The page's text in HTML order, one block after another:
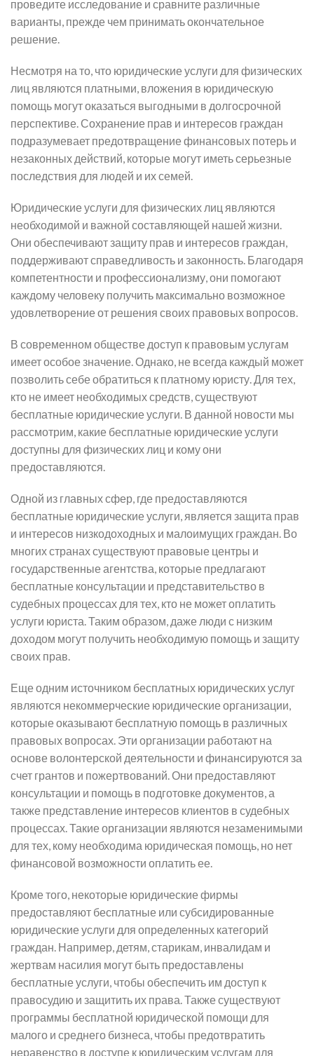
проведите исследование и сравните различные
варианты, прежде чем принимать окончательное
решение.
Несмотря на то, что юридические услуги для физических
лиц являются платными, вложения в юридическую
помощь могут оказаться выгодными в долгосрочной
перспективе. Сохранение прав и интересов граждан
подразумевает предотвращение финансовых потерь и
незаконных действий, которые могут иметь серьезные
последствия для людей и их семей.
Юридические услуги для физических лиц являются
необходимой и важной составляющей нашей жизни.
Они обеспечивают защиту прав и интересов граждан,
поддерживают справедливость и законность. Благодаря
компетентности и профессионализму, они помогают
каждому человеку получить максимально возможное
удовлетворение от решения своих правовых вопросов.
В современном обществе доступ к правовым услугам
имеет особое значение. Однако, не всегда каждый может
позволить себе обратиться к платному юристу. Для тех,
кто не имеет необходимых средств, существуют
бесплатные юридические услуги. В данной новости мы
рассмотрим, какие бесплатные юридические услуги
доступны для физических лиц и кому они
предоставляются.
Одной из главных сфер, где предоставляются
бесплатные юридические услуги, является защита прав
и интересов низкодоходных и малоимущих граждан. Во
многих странах существуют правовые центры и
государственные агентства, которые предлагают
бесплатные консультации и представительство в
судебных процессах для тех, кто не может оплатить
услуги юриста. Таким образом, даже люди с низким
доходом могут получить необходимую помощь и защиту
своих прав.
Еще одним источником бесплатных юридических услуг
являются некоммерческие юридические организации,
которые оказывают бесплатную помощь в различных
правовых вопросах. Эти организации работают на
основе волонтерской деятельности и финансируются за
счет грантов и пожертвований. Они предоставляют
консультации и помощь в подготовке документов, а
также представление интересов клиентов в судебных
процессах. Такие организации являются незаменимыми
для тех, кому необходима юридическая помощь, но нет
финансовой возможности оплатить ее.
Кроме того, некоторые юридические фирмы
предоставляют бесплатные или субсидированные
юридические услуги для определенных категорий
граждан. Например, детям, старикам, инвалидам и
жертвам насилия могут быть предоставлены
бесплатные услуги, чтобы обеспечить им доступ к
правосудию и защитить их права. Также существуют
программы бесплатной юридической помощи для
малого и среднего бизнеса, чтобы предотвратить
неравенство в доступе к юридическим услугам для